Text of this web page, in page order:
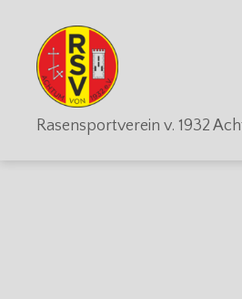
RSV
Achtum
Rasensportverein v. 1932